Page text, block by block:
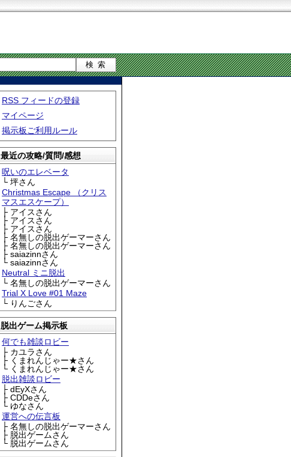
RSS フィードの登録
マイページ
掲示板ご利用ルール
最近の攻略/質問/感想
呪いのエレベータ
└ 坪さん
Christmas Escape （クリス
マスエスケープ）
├ アイスさん
├ アイスさん
├ アイスさん
├ 名無しの脱出ゲーマーさん
├ 名無しの脱出ゲーマーさん
├ saiazinnさん
└ saiazinnさん
Neutral ミニ脱出
└ 名無しの脱出ゲーマーさん
Trial X Love #01 Maze
└ りんごさん
脱出ゲーム掲示板
何でも雑談ロビー
├ カユラさん
├ くまれんじゃー★さん
└ くまれんじゃー★さん
脱出雑談ロビー
├ dEyXさん
├ CDDeさん
└ ゆなさん
運営への伝言板
├ 名無しの脱出ゲーマーさん
├ 脱出ゲームさん
└ 脱出ゲームさん